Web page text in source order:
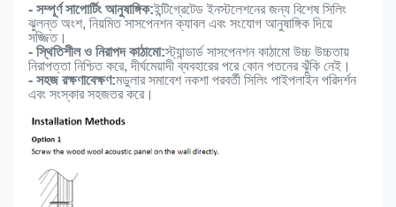
- সম্পূর্ণ সাপোর্টিং আনুষাঙ্গিক:ইন্টিগ্রেটেড ইনস্টলেশনের জন্য বিশেষ সিলিং
ঝুলন্ত অংশ, নিয়মিত সাসপেনশন ক্যাবল এবং সংযোগ আনুষাঙ্গিক দিয়ে
সজ্জিত।
- স্থিতিশীল ও নিরাপদ কাঠামো:স্ট্যান্ডার্ড সাসপেনশন কাঠামো উচ্চ উচ্চতায়
নিরাপত্তা নিশ্চিত করে, দীর্ঘমেয়াদী ব্যবহারের পরে কোন পতনের ঝুঁকি নেই।
- সহজ রক্ষণাবেক্ষণ:মডুলার সমাবেশ নকশা পরবর্তী সিলিং পাইপলাইন পরিদর্শন
এবং সংস্কার সহজতর করে।